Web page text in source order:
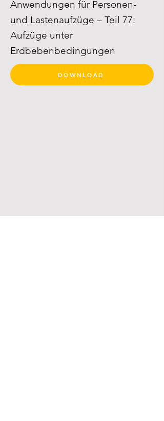
Anwendungen für Personen-
und Lastenaufzüge – Teil 77:
Aufzüge unter
Erdbebenbedingungen
DOWNLOAD